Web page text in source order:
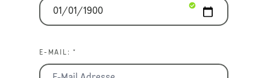
E-MAIL: *